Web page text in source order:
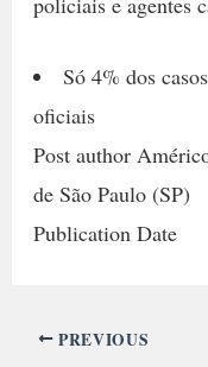
Só 4% dos
oficiais
Post author
de São Paulo (SP)
Publication Date
PREVIOUS